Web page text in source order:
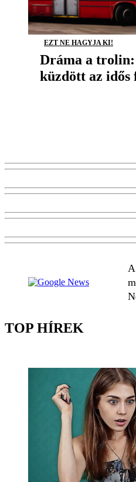
EZT NE HAGYJA KI!
Dráma a
küzdött az
TOP HÍREK